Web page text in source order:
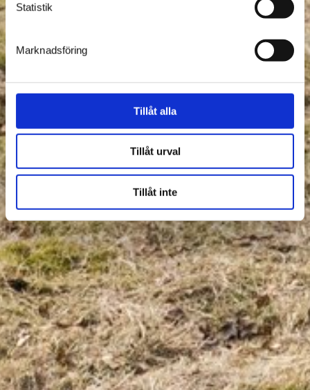
Statistik
Marknadsföring
Tillåt alla
Tillåt urval
Tillåt inte